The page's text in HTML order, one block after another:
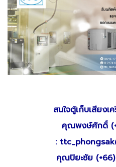
สนใจตู้เก็บเสียง
คุณพงษ์ศักดิ์
:
คุณปิยะชัย (+66)